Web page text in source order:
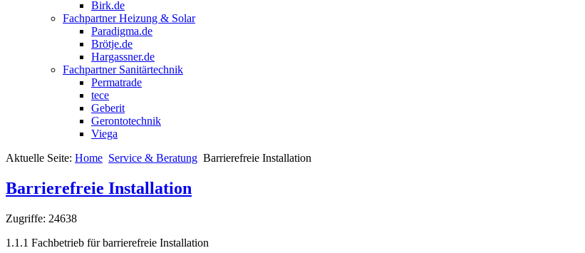
Birk.de
Fachpartner Heizung & Solar
Paradigma.de
Brötje.de
Hargassner.de
Fachpartner Sanitärtechnik
Permatrade
tece
Geberit
Gerontotechnik
Viega
Aktuelle Seite: Home Service & Beratung Barrierefreie Installation
Barrierefreie Installation
Zugriffe: 24638
1.1.1 Fachbetrieb für barrierefreie Installation